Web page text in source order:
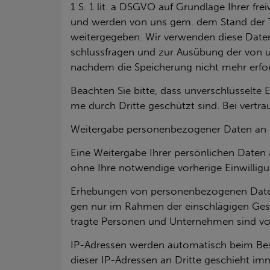
1 S. 1 lit. a DSGVO auf Grund­la­ge Ihrer
und wer­den von uns gem. dem Stand
wei­ter­ge­ge­ben. Wir ver­wen­den diese
schluss­fra­gen und zur Aus­übung der von
nach­dem die Spei­che­rung nicht mehr
Be­ach­ten Sie bitte, dass
me durch Drit­te ge­schützt sind. Bei
Wei­ter­ga­be per­so­nen­be­zo­ge­ner Daten
Eine Wei­ter­ga­be Ihrer per­sön­li­chen
ohne Ihre not­wen­di­ge vor­he­ri­ge
Er­he­bun­gen von per­so­nen­be­zo­ge­nen
gen nur im Rah­men der ein­schlä­gi­gen
trag­te Per­so­nen und Un­ter­neh­men sind
IP-Adres­sen wer­den au­to­ma­tisch beim
die­ser IP-Adres­sen an Drit­te ge­schieht